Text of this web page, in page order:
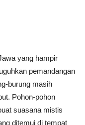
yang hampir
pemandangan
burung masih
Pohon-pohon
suasana mistis
ditemui di tempat